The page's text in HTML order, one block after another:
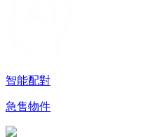
智能配對
急售物件